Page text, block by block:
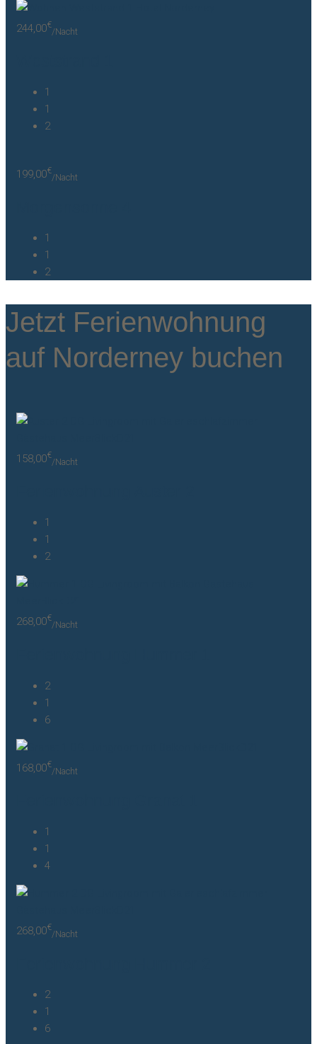
244,00€
/Nacht
1
1
2
199,00€
/Nacht
1
1
2
Jetzt Ferienwohnung
auf Norderney buchen
158,00€
/Nacht
1
1
2
268,00€
/Nacht
2
1
6
168,00€
/Nacht
1
1
4
268,00€
/Nacht
2
1
6